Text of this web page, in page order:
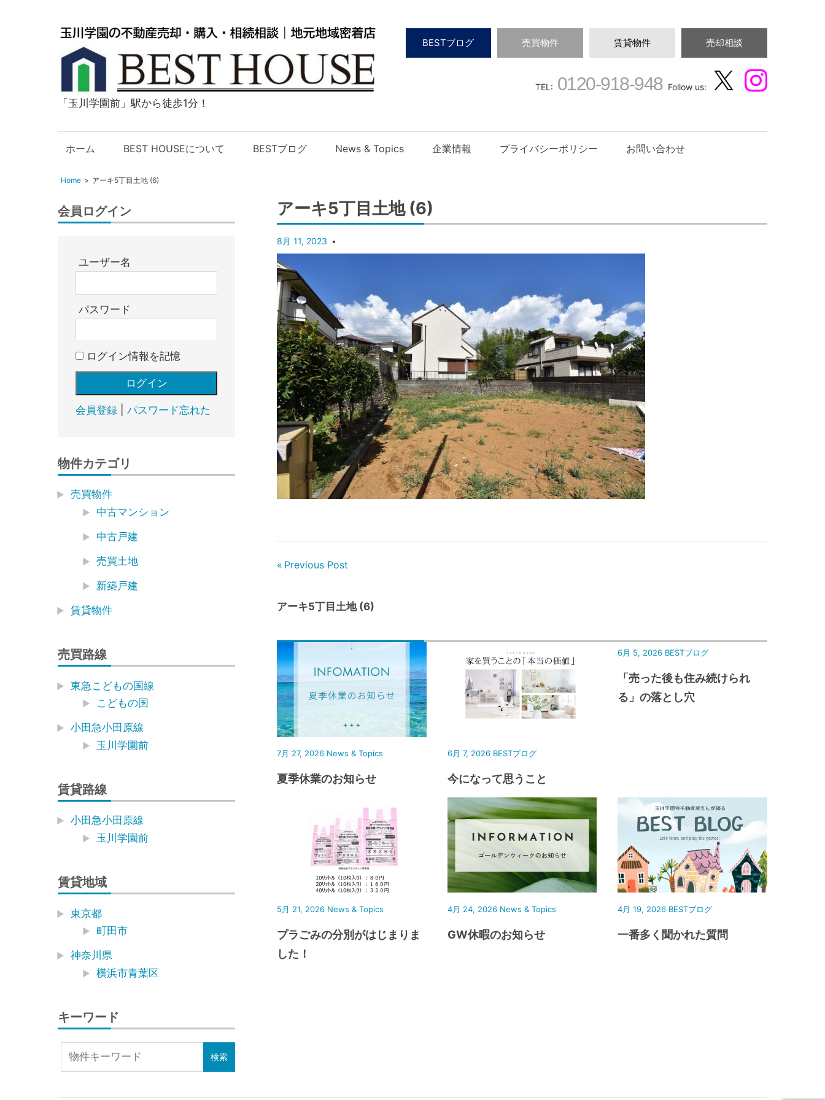
玉
学
の
動
産
入・
却・
BEST
HOUSE
「玉川学園前」駅から徒歩1分！
BESTブログ 売買物件 賃貸物件 売却相談
TEL: 0120-918-948Follow us:
ホーム BEST HOUSEについて BESTブログ News & Topics 企業情報 プライバシーポリシー お問い合わせ
Home アーキ5丁目土地 (6)
アーキ5丁目土地 (6)
8月 11, 2023
Previous Post
アーキ5丁目土地 (6)
7月 27, 2026 News & Topics
夏季休業のお知らせ
6月 7, 2026 BESTブログ
今になって思うこと
6月 5, 2026 BESTブログ
「売った後も住み続けられ
る」の落とし穴
5月 21, 2026 News & Topics
プラごみの分別がはじまりま
した！
4月 24, 2026 News & Topics
GW休暇のお知らせ
4月 19, 2026 BESTブログ
一番多く聞かれた質問
会員ログイン
ユーザー名
パスワード
ログイン情報を記憶
会員登録| パスワード忘れた
物件カテゴリ
売買物件
中古マンション
中古戸建
売買土地
新築戸建
賃貸物件
売買路線
東急こどもの国線
こどもの国
小田急小田原線
玉川学園前
賃貸路線
小田急小田原線
玉川学園前
賃貸地域
東京都
町田市
神奈川県
横浜市青葉区
キーワード